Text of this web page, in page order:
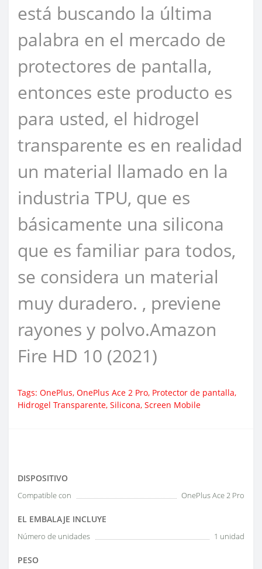
está buscando la última
palabra en el mercado de
protectores de pantalla,
entonces este producto es
para usted, el hidrogel
transparente es en realidad
un material llamado en la
industria TPU, que es
básicamente una silicona
que es familiar para todos,
se considera un material
muy duradero. , previene
rayones y polvo.Amazon
Fire HD 10 (2021)
Tags: OnePlus, OnePlus Ace 2 Pro, Protector de pantalla,
Hidrogel Transparente, Silicona, Screen Mobile
DISPOSITIVO
Compatible con OnePlus Ace 2 Pro
EL EMBALAJE INCLUYE
Número de unidades 1 unidad
PESO